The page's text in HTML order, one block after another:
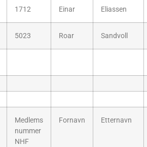
1712 Einar Eliassen
5023 Roar Sandvoll
Medlems
nummer
NHF
Fornavn Etternavn